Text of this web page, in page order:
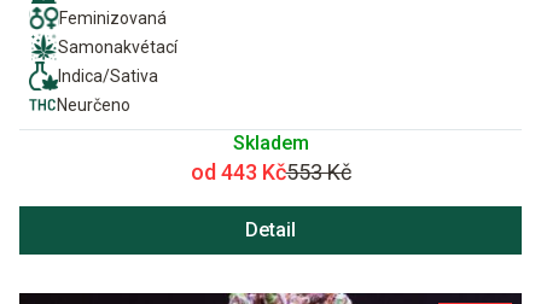
Feminizovaná
Samonakvétací
Indica/Sativa
Neurčeno
Skladem
od 443 Kč553 Kč
Detail